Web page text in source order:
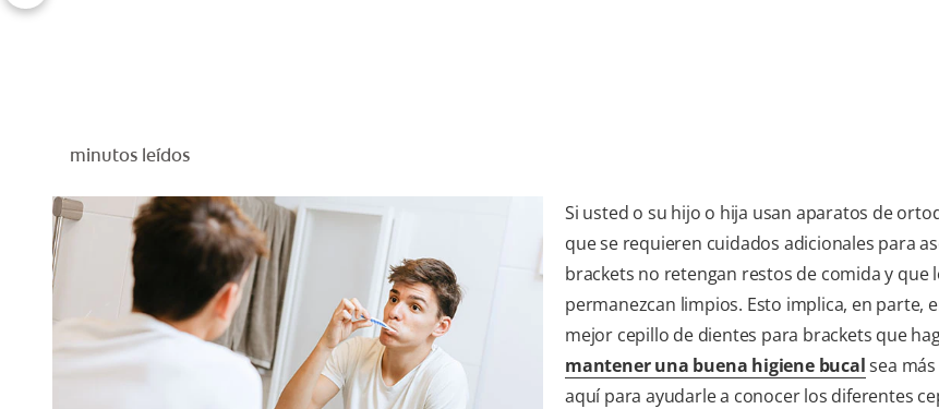
minutos leídos
Si usted o su hijo o hija usan aparatos de
que se requieren cuidados adicionales para
brackets no retengan restos de comida y que
permanezcan limpios. Esto implica, en parte,
mejor cepillo de dientes para brackets que
mantener una buena higiene bucalsea
aquí para ayudarle a conocer los diferentes